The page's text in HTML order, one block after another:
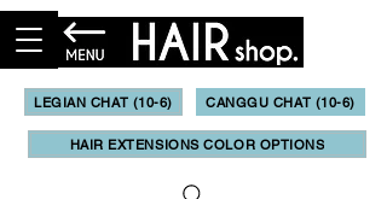
LEGIAN CHAT (10-6) CANGGU CHAT (10-6)
HAIR EXTENSIONS COLOR OPTIONS